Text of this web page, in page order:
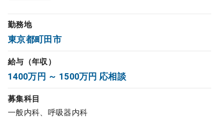
コンサルタント
成功事例
転職ノウハウ
勤務地
東京都町田市
給与（年収）
1400万円 ～ 1500万円 応相談
募集科目
一般内科、呼吸器内科